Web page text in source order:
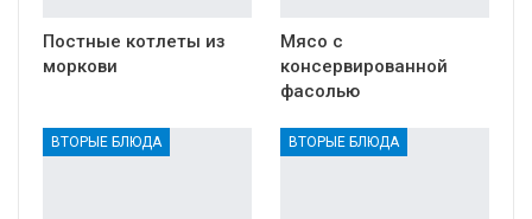
Постные котлеты из
моркови
Мясо с
консервированной
фасолью
ВТОРЫЕ БЛЮДА ВТОРЫЕ БЛЮДА